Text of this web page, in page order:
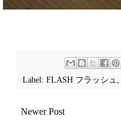
Label: FLASH フラッシュ
Newer Post